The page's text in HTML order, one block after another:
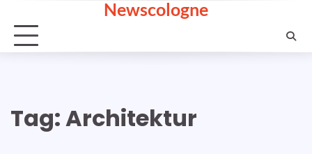
content
Newscologne
Tag:Architektur